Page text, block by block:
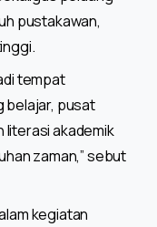
pustakawan,
tempat
belajar, pusat
literasi akademik
zaman,” sebut
kegiatan